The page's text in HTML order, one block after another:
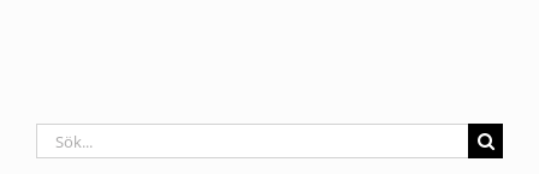
Sök
efter: